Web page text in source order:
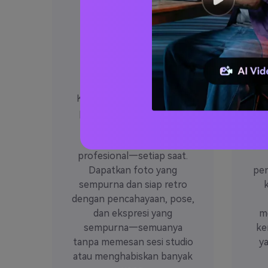
Filter buku
tahunan ai
Filter buku tahunan ai
berkualitas studio-tidak
Kami telah melatih ai kami
pada ribuan potret buku
memberikan hasil kelas
profesional—setiap saat.
Dapatkan foto yang
sempurna dan siap retro
dengan pencahayaan, pose,
dan ekspresi yang
sempurna—semuanya
tanpa memesan sesi studio
atau menghabiskan banyak